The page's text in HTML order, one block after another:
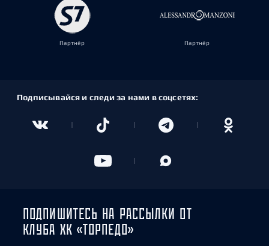
Партнёр Партнёр
Подписывайся и следи за нами в соцсетях:
ПОДПИШИТЕСЬ НА РАССЫЛКИ ОТ
КЛУБА ХК «ТОРПЕДО»